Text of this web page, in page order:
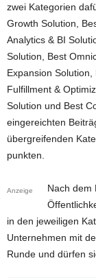
zwei Kategorien
Growth Solution,
Analytics & BI
Solution, Best
Expansion
Fulfillment &
Solution und Best
eingereichten
übergreifenden
punkten.
Anzeige
Nach dem
in den jeweiligen
Unternehmen mit
Runde und dürfen